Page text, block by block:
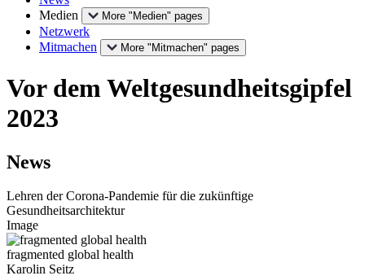
Medien
More "Medien" pages
Netzwerk
Mitmachen
More "Mitmachen" pages
Vor dem Weltgesundheitsgipfel
2023
News
Lehren der Corona-Pandemie für die zukünftige
Gesundheitsarchitektur
Image
fragmented global health
Karolin Seitz